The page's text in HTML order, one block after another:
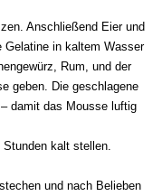
Anschließend Eier und
Gelatine in kaltem Wasser
Rum, und der
geben. Die geschlagene
damit das Mousse luftig
kalt stellen.
und nach Belieben